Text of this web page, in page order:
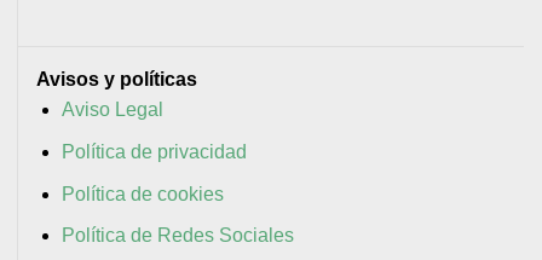
Avisos y políticas
Aviso Legal
Política de privacidad
Política de cookies
Política de Redes Sociales